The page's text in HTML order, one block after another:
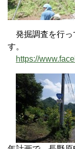
発掘調査を行っ
す。
https://